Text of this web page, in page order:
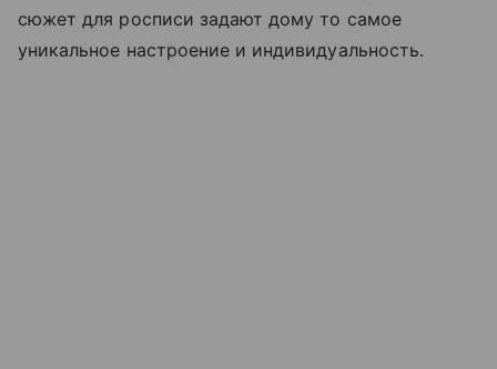
сюжет для росписи задают дому то самое
уникальное настроение и индивидуальность.